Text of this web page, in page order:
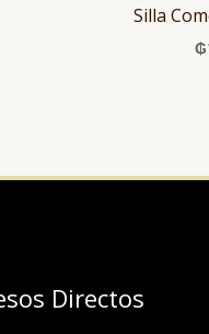
Silla
₲
Directos